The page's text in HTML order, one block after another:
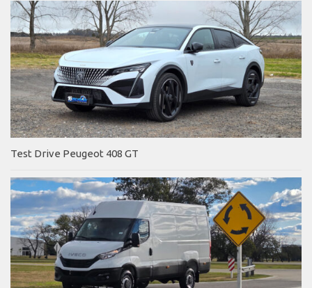
Test Drive Peugeot 408 GT